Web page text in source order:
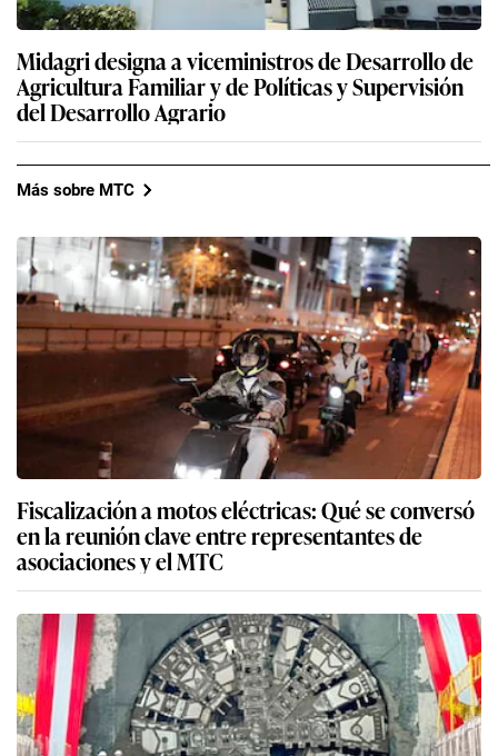
Midagri designa a viceministros de Desarrollo de
Agricultura Familiar y de Políticas y Supervisión
del Desarrollo Agrario
Más sobre MTC
Fiscalización a motos eléctricas: Qué se conversó
en la reunión clave entre representantes de
asociaciones y el MTC